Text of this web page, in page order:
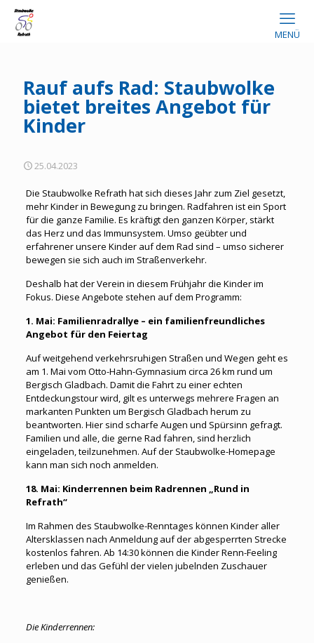
MENÜ
Rauf aufs Rad: Staubwolke
bietet breites Angebot für
Kinder
25.04.2023
Die Staubwolke Refrath hat sich dieses Jahr zum Ziel gesetzt,
mehr Kinder in Bewegung zu bringen. Radfahren ist ein Sport
für die ganze Familie. Es kräftigt den ganzen Körper, stärkt
das Herz und das Immunsystem. Umso geübter und
erfahrener unsere Kinder auf dem Rad sind – umso sicherer
bewegen sie sich auch im Straßenverkehr.
Deshalb hat der Verein in diesem Frühjahr die Kinder im
Fokus. Diese Angebote stehen auf dem Programm:
1. Mai: Familienradrallye – ein familienfreundliches
Angebot für den Feiertag
Auf weitgehend verkehrsruhigen Straßen und Wegen geht es
am 1. Mai vom Otto-Hahn-Gymnasium circa 26 km rund um
Bergisch Gladbach. Damit die Fahrt zu einer echten
Entdeckungstour wird, gilt es unterwegs mehrere Fragen an
markanten Punkten um Bergisch Gladbach herum zu
beantworten. Hier sind scharfe Augen und Spürsinn gefragt.
Familien und alle, die gerne Rad fahren, sind herzlich
eingeladen, teilzunehmen. Auf der Staubwolke-Homepage
kann man sich noch anmelden.
18. Mai: Kinderrennen beim Radrennen „Rund in
Refrath“
Im Rahmen des Staubwolke-Renntages können Kinder aller
Altersklassen nach Anmeldung auf der abgesperrten Strecke
kostenlos fahren. Ab 14:30 können die Kinder Renn-Feeling
erleben und das Gefühl der vielen jubelnden Zuschauer
genießen.
Die Kinderrennen: